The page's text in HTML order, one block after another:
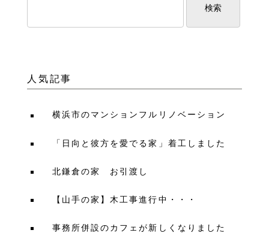
人気記事
横浜市のマンションフルリノベーション
「日向と彼方を愛でる家」着工しました
北鎌倉の家 お引渡し
【山手の家】木工事進行中・・・
事務所併設のカフェが新しくなりました